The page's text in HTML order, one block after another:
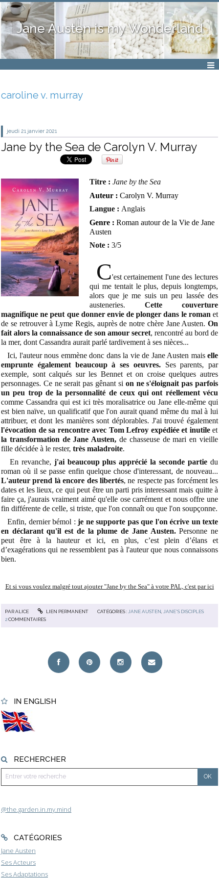
Jane Austen is my Wonderland
caroline v. murray
jeudi 21 janvier 2021
Jane by the Sea de Carolyn V. Murray
Titre :Jane by the Sea
Auteur :Carolyn V. Murray
Langue : Anglais
Genre : Roman autour de la Vie de Jane
Austen
Note : 3/5
C'est certainement l'une des lectures
qui me tentait le plus, depuis longtemps,
alors que je me suis un peu lassée des
austeneries.Cette couverture
magnifique ne peut que donner envie de plonger dans le roman et
de se retrouver à Lyme Regis, auprès de notre chère Jane Austen. On
fait alors la connaissance de son amour secret, rencontré au bord de
la mer, dont Cassandra aurait parlé tardivement à ses nièces...
Ici, l'auteur nous emmène donc dans la vie de Jane Austen mais elle
emprunte également beaucoup à ses oeuvres.Ses parents, par
exemple, sont calqués sur les Bennet et on croise quelques autres
personnages. Ce ne serait pas gênant si on ne s'éloignait pas parfois
un peu trop de la personnalité de ceux qui ont réellement vécu
comme Cassandra qui est ici très moralisatrice ou Jane elle-même qui
est bien naïve, un qualificatif que l'on aurait quand même du mal à lui
attribuer, et dont les manières sont déplorables. J'ai trouvé également
l'évocation de sa rencontre avec Tom Lefroy expédiée et inutileet
la transformation de Jane Austen, de chasseuse de mari en vieille
fille décidée à le rester, très maladroite.
En revanche, j'ai beaucoup plus apprécié la seconde partie du
roman où il se passe enfin quelque chose d'interessant, de nouveau...
L'auteur prend là encore des libertés, ne respecte pas forcément les
dates et les lieux, ce qui peut être un parti pris interessant mais quitte à
faire ça, j'aurais vraiment aimé qu'elle ose carrément et nous offre une
fin différente de celle, si triste, que l'on connaît ou que l'on soupçonne.
Enfin, dernier bémol :je ne supporte pas que l'on écrive un texte
en déclarant qu'il est de la plume de Jane Austen.Personne ne
peut être à la hauteur et ici, en plus, c’est plein d’élans et
d’exagérations qui ne ressemblent pas à l'auteur que nous connaissons
bien.
Et si vous voulez malgré tout ajouter "Jane by the Sea" à votre PAL, c'est par ici
PARALICE LIEN PERMANENT CATÉGORIES : JANE AUSTEN
JANE'S DISCIPLES
2COMMENTAIRES
IN ENGLISH
RECHERCHER
@the.garden.in.my.mind
CATÉGORIES
Jane Austen
Ses Acteurs
Ses Adaptations